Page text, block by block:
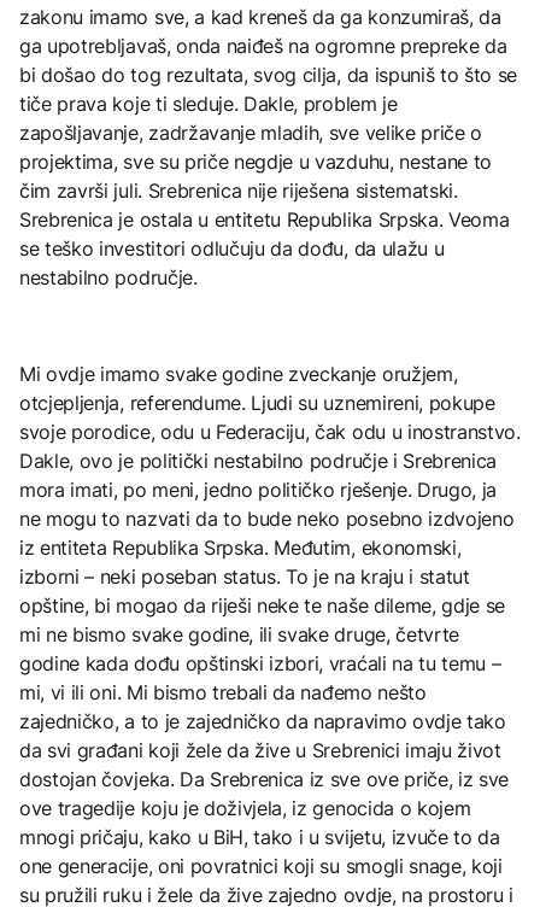
zakonu imamo sve, a kad kreneš da ga konzumiraš, da
ga upotrebljavaš, onda naiđeš na ogromne prepreke da
bi došao do tog rezultata, svog cilja, da ispuniš to što se
tiče prava koje ti sleduje. Dakle, problem je
zapošljavanje, zadržavanje mladih, sve velike priče o
projektima, sve su priče negdje u vazduhu, nestane to
čim završi juli. Srebrenica nije riješena sistematski.
Srebrenica je ostala u entitetu Republika Srpska. Veoma
se teško investitori odlučuju da dođu, da ulažu u
nestabilno područje.
Mi ovdje imamo svake godine zveckanje oružjem,
otcjepljenja, referendume. Ljudi su uznemireni, pokupe
svoje porodice, odu u Federaciju, čak odu u inostranstvo.
Dakle, ovo je politički nestabilno područje i Srebrenica
mora imati, po meni, jedno političko rješenje. Drugo, ja
ne mogu to nazvati da to bude neko posebno izdvojeno
iz entiteta Republika Srpska. Međutim, ekonomski,
izborni – neki poseban status. To je na kraju i statut
opštine, bi mogao da riješi neke te naše dileme, gdje se
mi ne bismo svake godine, ili svake druge, četvrte
godine kada dođu opštinski izbori, vraćali na tu temu –
mi, vi ili oni. Mi bismo trebali da nađemo nešto
zajedničko, a to je zajedničko da napravimo ovdje tako
da svi građani koji žele da žive u Srebrenici imaju život
dostojan čovjeka. Da Srebrenica iz sve ove priče, iz sve
ove tragedije koju je doživjela, iz genocida o kojem
mnogi pričaju, kako u BiH, tako i u svijetu, izvuče to da
one generacije, oni povratnici koji su smogli snage, koji
su pružili ruku i žele da žive zajedno ovdje, na prostoru i